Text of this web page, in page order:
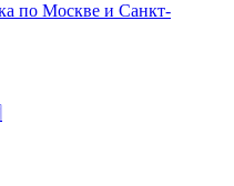
по Москве и Санкт-